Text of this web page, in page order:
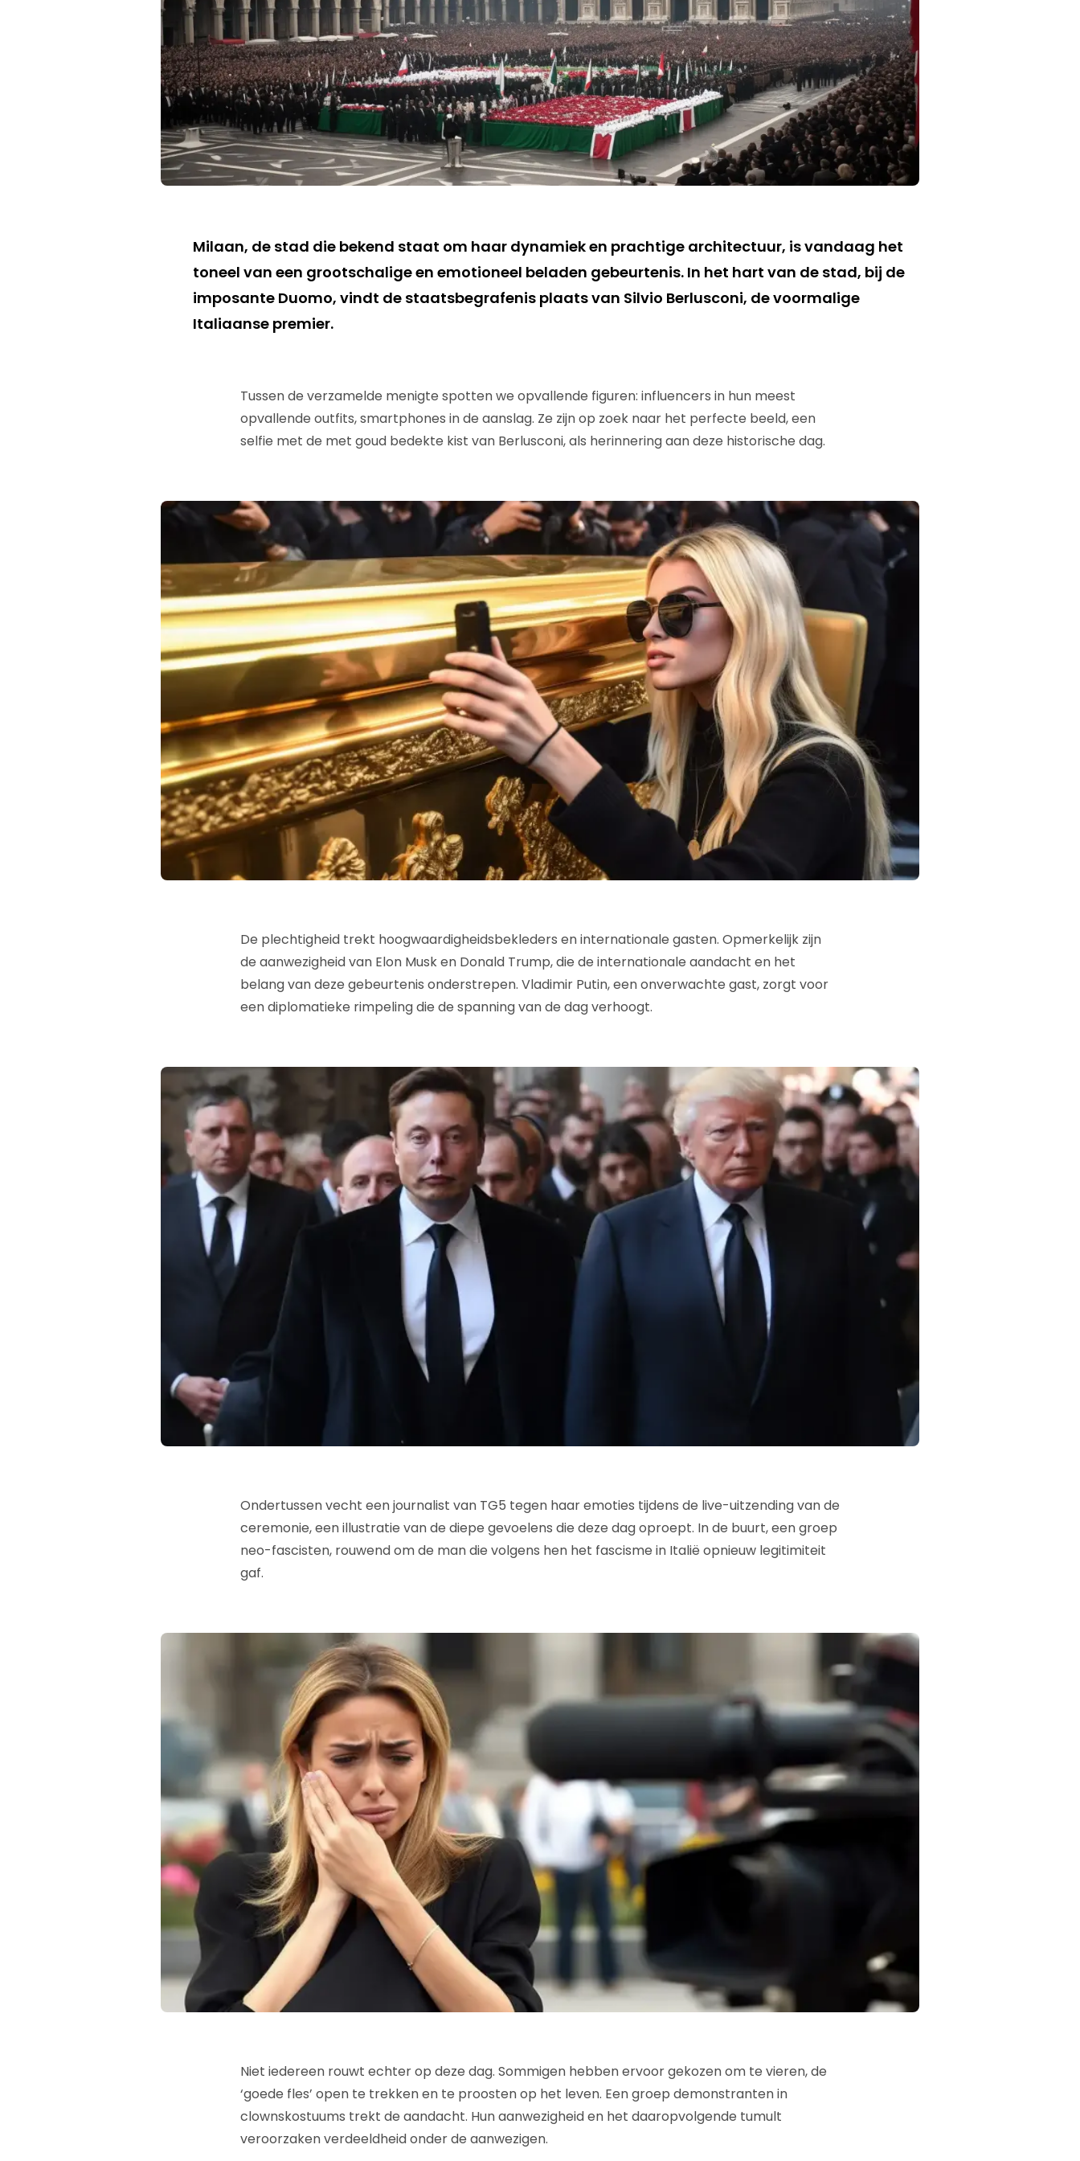
Milaan, de stad die bekend staat om haar dynamiek en prachtige architectuur, is vandaag het
toneel van een grootschalige en emotioneel beladen gebeurtenis. In het hart van de stad, bij de
imposante Duomo, vindt de staatsbegrafenis plaats van Silvio Berlusconi, de voormalige
Italiaanse premier.
Tussen de verzamelde menigte spotten we opvallende figuren: influencers in hun meest
opvallende outfits, smartphones in de aanslag. Ze zijn op zoek naar het perfecte beeld, een
selfie met de met goud bedekte kist van Berlusconi, als herinnering aan deze historische dag.
De plechtigheid trekt hoogwaardigheidsbekleders en internationale gasten. Opmerkelijk zijn
de aanwezigheid van Elon Musk en Donald Trump, die de internationale aandacht en het
belang van deze gebeurtenis onderstrepen. Vladimir Putin, een onverwachte gast, zorgt voor
een diplomatieke rimpeling die de spanning van de dag verhoogt.
Ondertussen vecht een journalist van TG5 tegen haar emoties tijdens de live-uitzending van de
ceremonie, een illustratie van de diepe gevoelens die deze dag oproept. In de buurt, een groep
neo-fascisten, rouwend om de man die volgens hen het fascisme in Italië opnieuw legitimiteit
gaf.
Niet iedereen rouwt echter op deze dag. Sommigen hebben ervoor gekozen om te vieren, de
‘goede fles’ open te trekken en te proosten op het leven. Een groep demonstranten in
clownskostuums trekt de aandacht. Hun aanwezigheid en het daaropvolgende tumult
veroorzaken verdeeldheid onder de aanwezigen.